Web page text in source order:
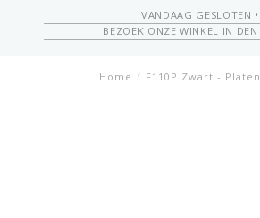
VANDAAG GESLOTEN •
BEZOEK ONZE WINKEL IN DEN
Home / F110P Zwart -